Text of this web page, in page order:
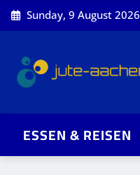
Skip
to
Sunday, 9 August 2026
ESSEN & REISEN